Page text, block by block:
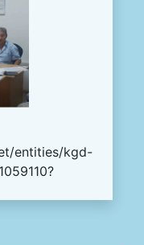
entities/kgd-